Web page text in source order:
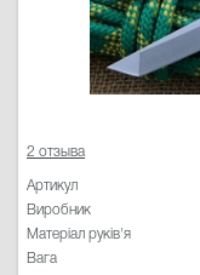
2 отзыва
Артикул
Виробник
Матеріал руків'я
Вага